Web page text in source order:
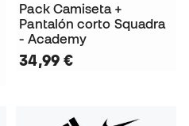
Pack Camiseta +
Pantalón corto Squadra
- Academy
34,99 €